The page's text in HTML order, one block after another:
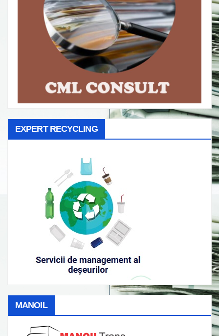
EXPERT RECYCLING
MANOIL